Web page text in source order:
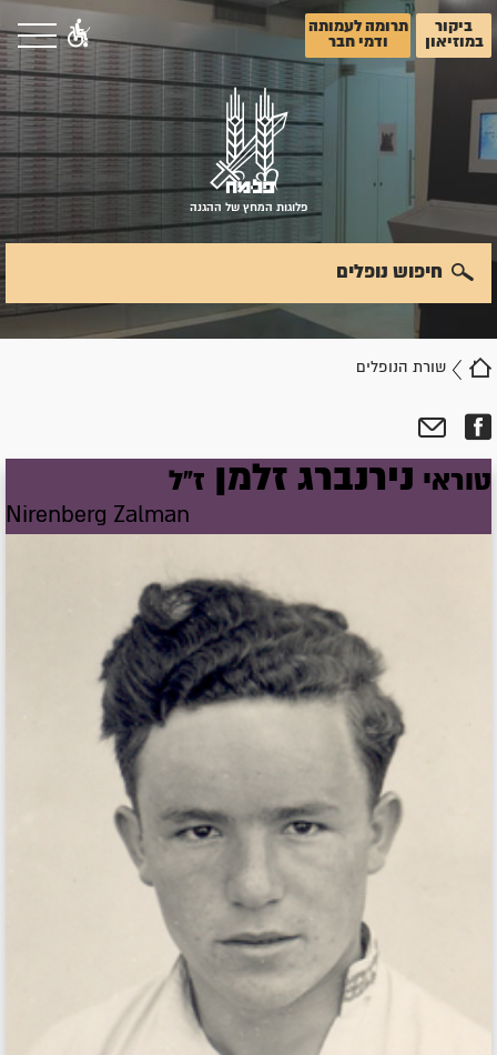
ביקור
במוזיאון
תרומה לעמותה
ודמי חבר
פלוגות המחץ של ההגנה
שורת הנופלים
חיפוש נופלים
טוראי נירנברג זלמן ז"ל
Nirenberg Zalman